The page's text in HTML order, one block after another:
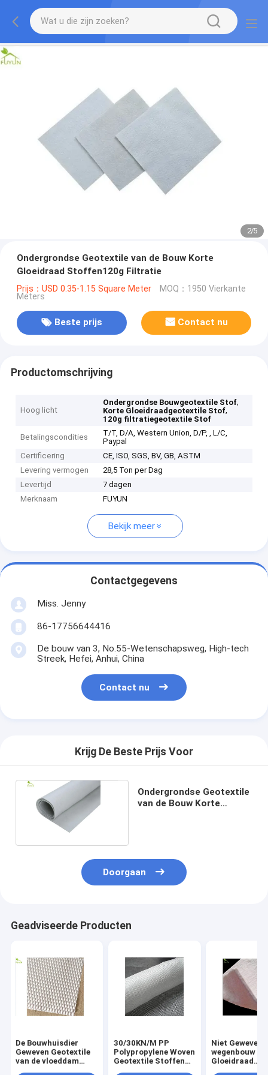
2/5
Ondergrondse Geotextile van de Bouw Korte
Gloeidraad Stoffen120g Filtratie
Prijs：USD 0.35-1.15 Square Meter MOQ：1950 Vierkante
Meters
Beste prijs Contact nu
Productomschrijving
Hoog licht
Ondergrondse Bouwgeotextile Stof,
Korte Gloeidraadgeotextile Stof,
120g filtratiegeotextile Stof
Betalingscondities
T/T, D/A, Western Union, D/P, , L/C,
Paypal
Certificering
CE, ISO, SGS, BV, GB, ASTM
Levering vermogen
28,5 Ton per Dag
Levertijd
7 dagen
Merknaam
FUYUN
Bekijk meer
Contactgegevens
Miss. Jenny
86-17756644416
De bouw van 3, No.55-Wetenschapsweg, High-tech
Streek, Hefei, Anhui, China
Contact nu
Krijg De Beste Prijs Voor
Ondergrondse Geotextile
van de Bouw Korte
Doorgaan
Geadviseerde Producten
De Bouwhuisdier
Geweven Geotextile
van de vloeddam
30/30KN/M PP
Polypropylene Woven
Geotextile Stoffen
Niet Geweven
wegenbouw
Gloeidraad